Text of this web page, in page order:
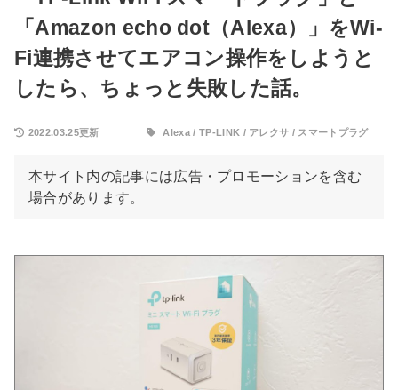
「Amazon echo dot（Alexa）」をWi-
Fi連携させてエアコン操作をしようと
したら、ちょっと失敗した話。
2022.03.25更新 Alexa/ TP-LINK / アレクサ / スマートプラグ
本サイト内の記事には広告・プロモーションを含む
場合があります。